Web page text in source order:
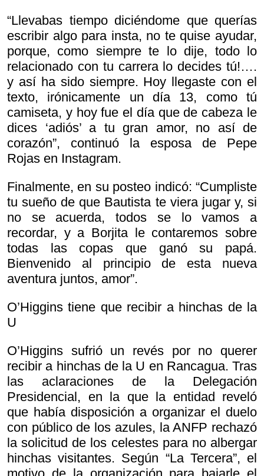
“Llevabas tiempo diciéndome que querías
escribir algo para insta, no te quise ayudar,
porque, como siempre te lo dije, todo lo
relacionado con tu carrera lo decides tú!….
y así ha sido siempre. Hoy llegaste con el
texto, irónicamente un día 13, como tú
camiseta, y hoy fue el día que de cabeza le
dices ‘adiós’ a tu gran amor, no así de
corazón”, continuó la esposa de Pepe
Rojas en Instagram.
Finalmente, en su posteo indicó: “Cumpliste
tu sueño de que Bautista te viera jugar y, si
no se acuerda, todos se lo vamos a
recordar, y a Borjita le contaremos sobre
todas las copas que ganó su papá.
Bienvenido al principio de esta nueva
aventura juntos, amor”.
O’Higgins tiene que recibir a hinchas de la
U
O’Higgins sufrió un revés por no querer
recibir a hinchas de la U en Rancagua. Tras
las aclaraciones de la Delegación
Presidencial, en la que la entidad reveló
que había disposición a organizar el duelo
con público de los azules, la ANFP rechazó
la solicitud de los celestes para no albergar
hinchas visitantes. Según “La Tercera”, el